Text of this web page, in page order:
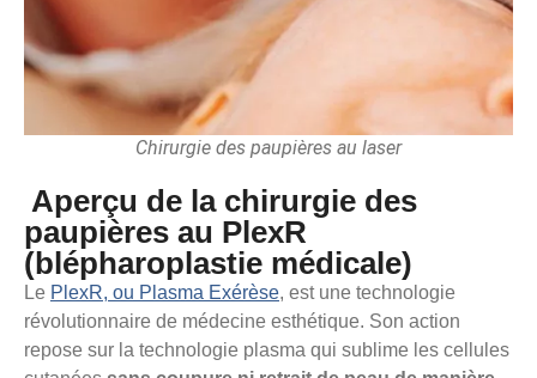
Chirurgie des paupières au laser
Aperçu de la chirurgie des
paupières au PlexR
(blépharoplastie médicale)
Le PlexR, ou Plasma Exérèse, est une technologie
révolutionnaire de médecine esthétique. Son action
repose sur la technologie plasma qui sublime les cellules